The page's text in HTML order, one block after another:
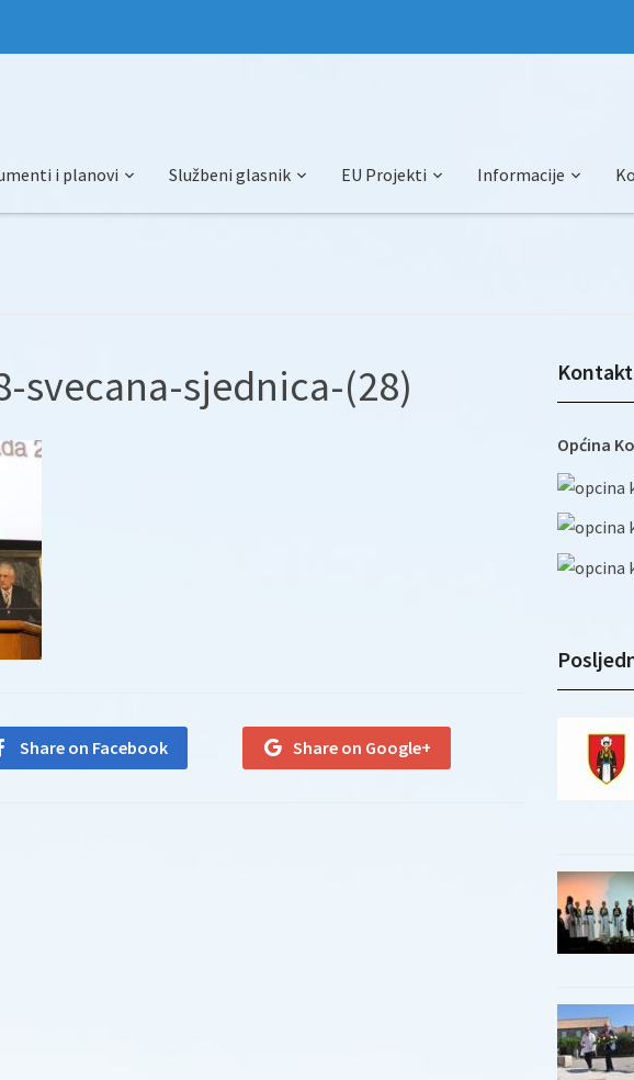
i planovi Službeni glasnik EU Projekti Informacije
svecana-sjednica-(28)
Share on Facebook Share on Google+
Kontakt
Općina